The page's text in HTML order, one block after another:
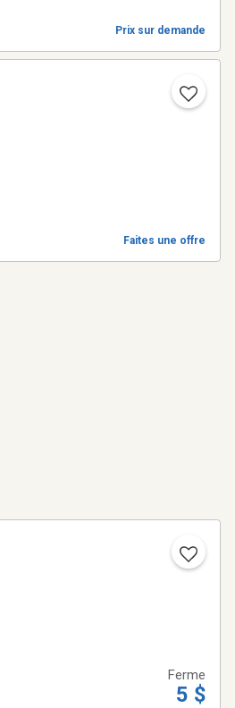
Prix sur demande
Faites une offre
Ferme
5 $